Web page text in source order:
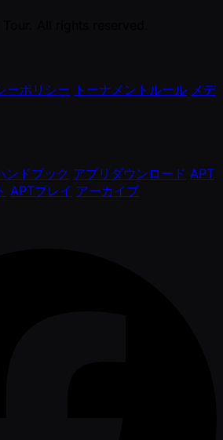
ーポリシー トーナメントルール メデ
ンドブック アプリダウンロード APT
APTプレイ アーカイブ